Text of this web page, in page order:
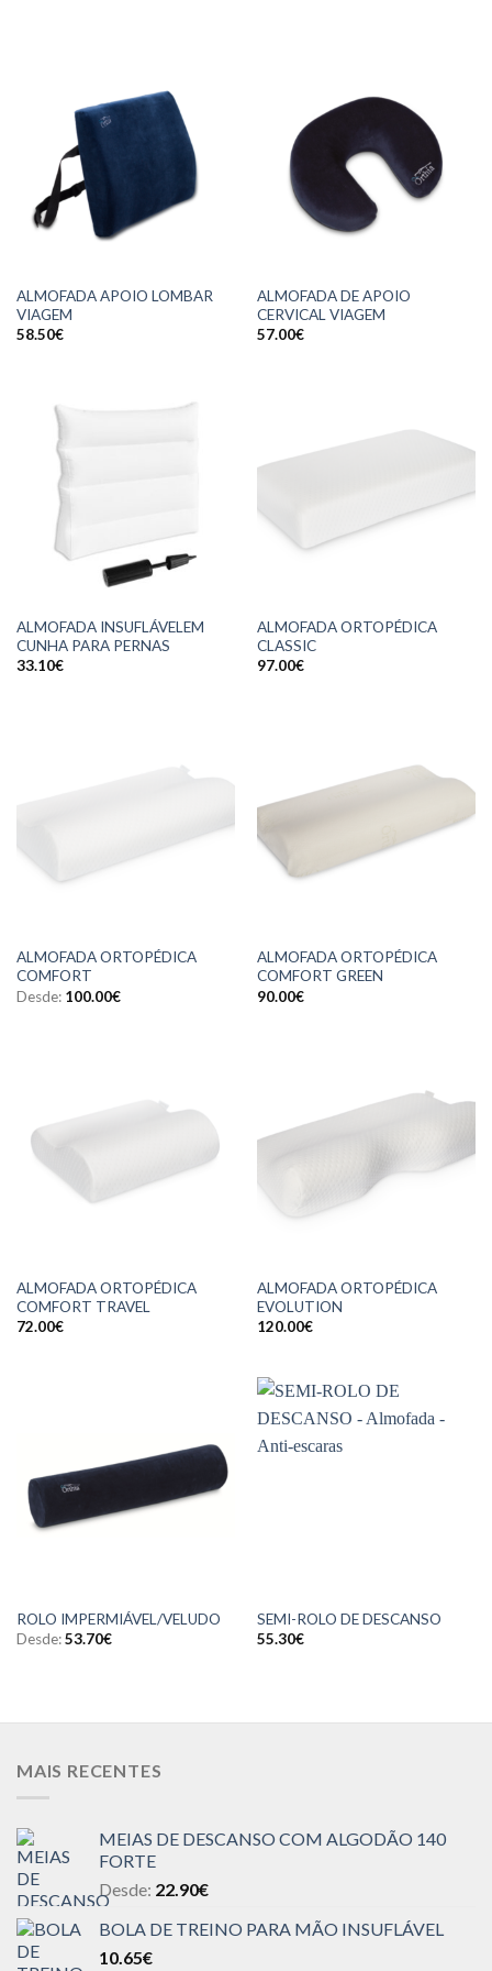
ALMOFADA APOIO LOMBAR
VIAGEM
58.50€
ALMOFADA DE APOIO
CERVICAL VIAGEM
57.00€
ALMOFADA INSUFLÁVELEM
CUNHA PARA PERNAS
33.10€
ALMOFADA ORTOPÉDICA
CLASSIC
97.00€
ALMOFADA ORTOPÉDICA
COMFORT
Desde: 100.00€
ALMOFADA ORTOPÉDICA
COMFORT GREEN
90.00€
ALMOFADA ORTOPÉDICA
COMFORT TRAVEL
72.00€
ALMOFADA ORTOPÉDICA
EVOLUTION
120.00€
ROLO IMPERMIÁVEL/VELUDO
Desde:53.70€
SEMI-ROLO DE DESCANSO
55.30€
MAIS RECENTES
MEIAS DE DESCANSO COM ALGODÃO 140
FORTE
Desde: 22.90€
BOLA DE TREINO PARA MÃO INSUFLÁVEL
10.65€